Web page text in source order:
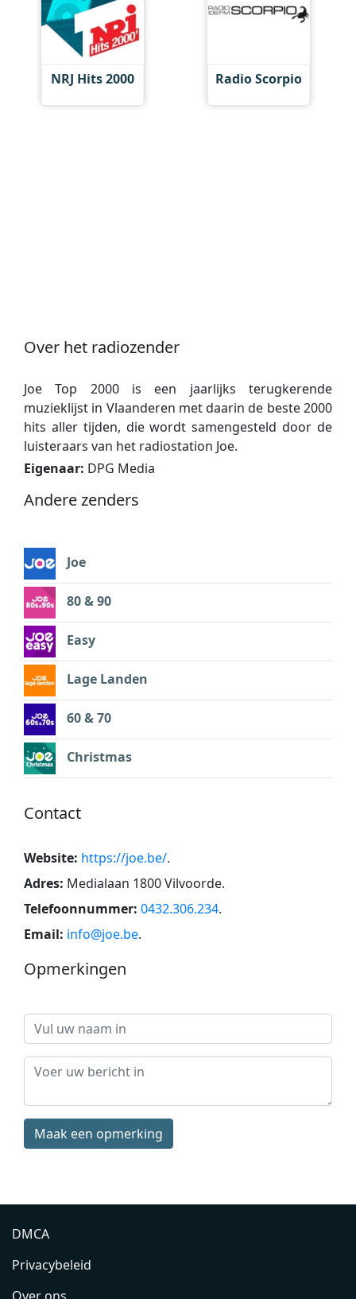
NRJ Hits 2000 Radio Scorpio
Over het radiozender
Joe Top 2000 is een jaarlijks terugkerende
muzieklijst in Vlaanderen met daarin de beste 2000
hits aller tijden, die wordt samengesteld door de
luisteraars van het radiostation Joe.
Eigenaar: DPG Media
Andere zenders
Joe
80 & 90
Easy
Lage Landen
60 & 70
Christmas
Contact
Website: https://joe.be/.
Adres: Medialaan 1800 Vilvoorde.
Telefoonnummer: 0432.306.234.
Email: info@joe.be.
Opmerkingen
Maak een opmerking
DMCA
Privacybeleid